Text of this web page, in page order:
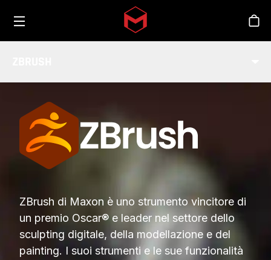
Skip to main content
ZBrush di Maxon è uno strumento vincitore di
un premio Oscar® e leader nel settore dello
sculpting digitale, della modellazione e del
painting. I suoi strumenti e le sue funzionalità